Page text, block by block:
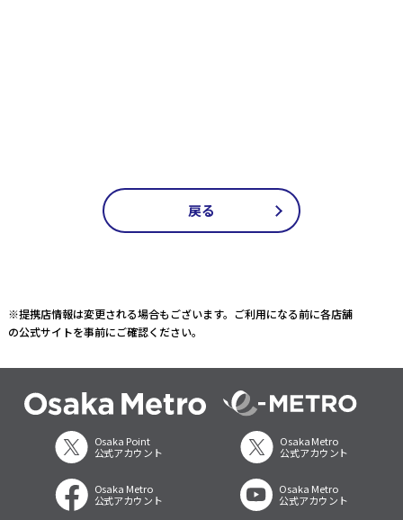
戻る
※提携店情報は変更される場合もございます。ご利用になる前に各店舗
の公式サイトを事前にご確認ください。
Osaka Point
公式アカウント
Osaka Metro
公式アカウント
Osaka Metro
公式アカウント
Osaka Metro
公式アカウント